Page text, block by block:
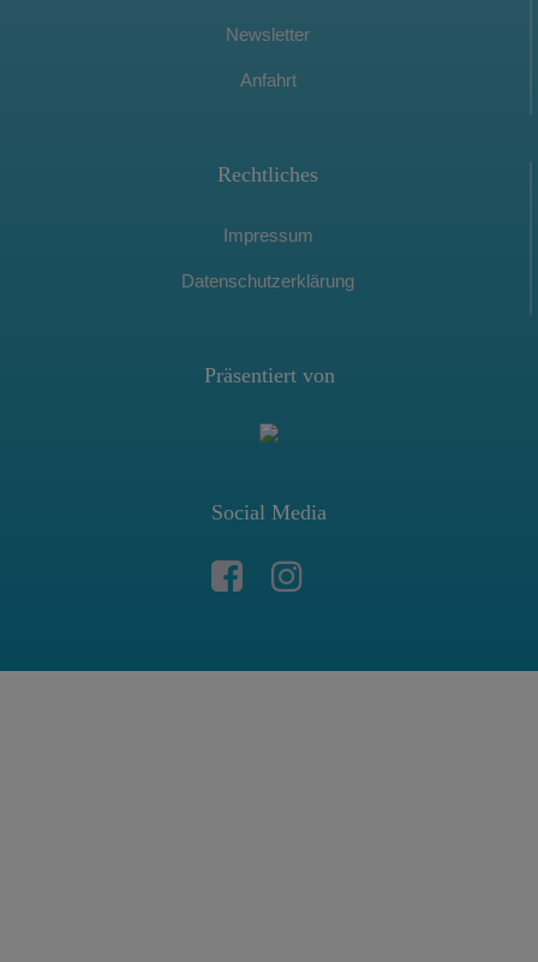
Newsletter
Anfahrt
Rechtliches
Impressum
Datenschutzerklärung
Präsentiert von
Social Media